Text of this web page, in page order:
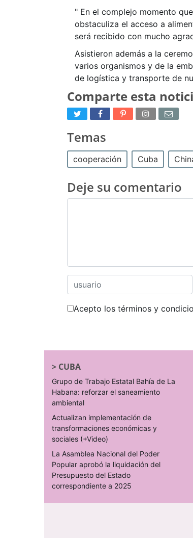
" En el complejo momento
obstaculiza el acceso a
será recibido con mucho
Asistieron además a la
varios organismos y de la
de logística y transporte de
Comparte esta
Temas
cooperación Cuba
Deje su comentario
Acepto los términos y
> CUBA
Grupo de Trabajo Estatal Bahía de La
Habana: reforzar el saneamiento
ambiental
Actualizan implementación de
transformaciones económicas y
sociales (+Video)
La Asamblea Nacional del Poder
Popular aprobó la liquidación del
Presupuesto del Estado
correspondiente a 2025